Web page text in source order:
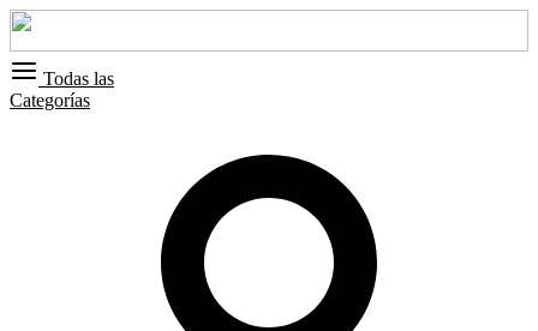
Todas las
Categorías